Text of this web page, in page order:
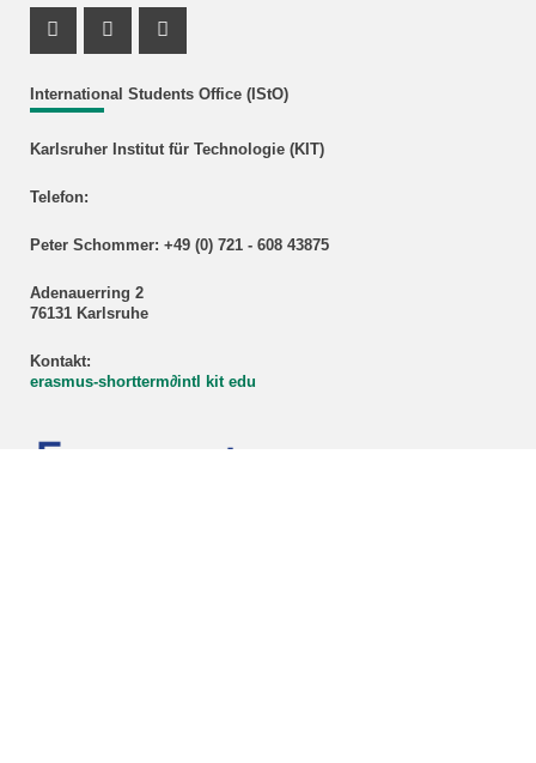
International Students Office (IStO)
Karlsruher Institut für Technologie (KIT)
Telefon:
Peter Schommer: +49 (0) 721 - 608 43875
Adenauerring 2
76131 Karlsruhe
Kontakt:
erasmus-shortterm∂intl kit edu